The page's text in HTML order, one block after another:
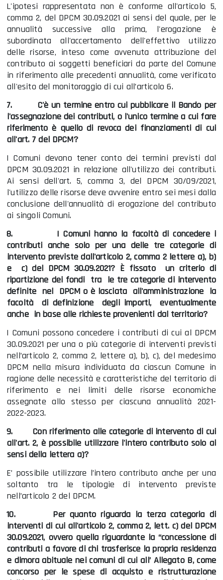
L'ipotesi rappresentata non è conforme all'articolo 5,
comma 2, del DPCM 30.09.2021 ai sensi del quale, per le
annualità successive alla prima, l'erogazione è
subordinata all'accertamento dell'effettivo utilizzo
delle risorse, inteso come avvenuta attribuzione del
contributo ai soggetti beneficiari da parte del Comune
in riferimento alle precedenti annualità, come verificato
all'esito del monitoraggio di cui all’articolo 6.
7.
C'è un termine entro cui pubblicare il Bando per
l'assegnazione dei contributi, o l'unico termine a cui fare
riferimento è quello di revoca dei finanziamenti di cui
all'art. 7 del DPCM?
I Comuni devono tener conto dei termini previsti dal
DPCM 30.09.2021 in relazione all'utilizzo dei contributi.
Ai sensi dell'art. 5, comma 3, del DPCM 30/09/2021,
l'utilizzo delle risorse deve avvenire entro sei mesi dalla
conclusione dell'annualità di erogazione del contributo
ai singoli Comuni.
8.
I Comuni hanno la facoltà di concedere i
contributi anche solo per una delle tre categorie di
intervento previste dall'articolo 2, comma 2 lettere a), b)
e c) del DPCM 30.09.2021? È fissato un criterio di
ripartizione dei fondi tra le tre categorie di intervento
definite nel DPCM o è lasciata all'amministrazione la
facoltà di definizione degli importi, eventualmente
anche in base alle richieste provenienti dal territorio?
I Comuni possono concedere i contributi di cui al DPCM
30.09.2021 per una o più categorie di interventi previsti
nell’articolo 2, comma 2, lettere a), b), c), del medesimo
DPCM nella misura individuata da ciascun Comune in
ragione delle necessità e caratteristiche del territorio di
riferimento e nei limiti delle risorse economiche
assegnate allo stesso per ciascuna annualità 2021-
2022-2023.
9.
Con riferimento alle categorie di intervento di cui
all'art. 2, è possibile utilizzare l'intero contributo solo ai
sensi della lettera a)?
E’ possibile utilizzare l’intero contributo anche per una
soltanto tra le tipologie di intervento previste
nell’articolo 2 del DPCM.
10.
Per quanto riguarda la terza categoria di
interventi di cui all'articolo 2, comma 2, lett. c) del DPCM
30.09.2021, ovvero quella riguardante la “concessione di
contributi a favore di chi trasferisce la propria residenza
e dimora abituale nei comuni di cui all’ Allegato B, come
concorso per le spese di acquisto e ristrutturazione